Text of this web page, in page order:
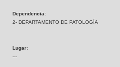
Dependencia:
2- DEPARTAMENTO DE PATOLOGÍA
Lugar:
---